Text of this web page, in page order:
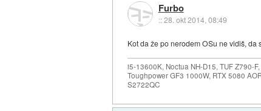
Furbo
::28. okt 2014, 08:49
Kot da že po nerodem OSu ne vidiš, da
i5-13600K, Noctua NH-D15, TUF Z790-
Toughpower GF3 1000W, RTX 5080
S2722QC